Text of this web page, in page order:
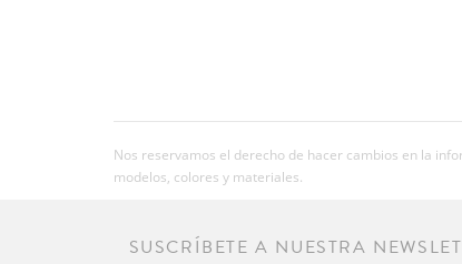
Nos reservamos el derecho de hacer cambios en la
modelos, colores y materiales.
SUSCRÍBETE A NUESTRA